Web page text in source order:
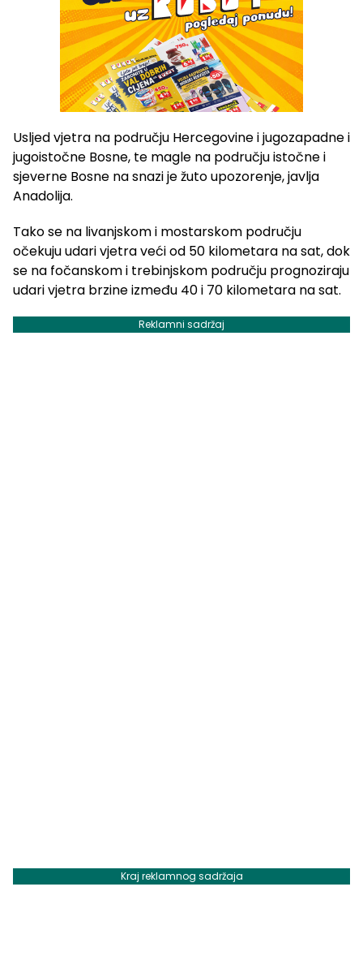
Usljed vjetra na području Hercegovine i jugozapadne i
jugoistočne Bosne, te magle na području istočne i
sjeverne Bosne na snazi je žuto upozorenje, javlja
Anadolija.
Tako se na livanjskom i mostarskom području
očekuju udari vjetra veći od 50 kilometara na sat, dok
se na fočanskom i trebinjskom području prognoziraju
udari vjetra brzine između 40 i 70 kilometara na sat.
Reklamni sadržaj
Kraj reklamnog sadržaja